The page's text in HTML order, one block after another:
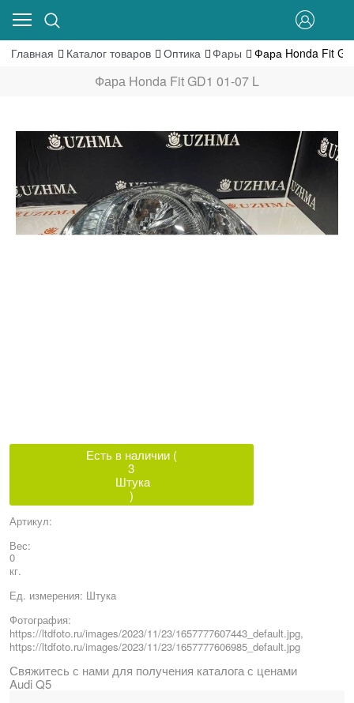
Главная Каталог товаров Оптика Фары Фара Honda Fit
Фара Honda Fit GD1 01-07 L
Есть в наличии (
3
Штука
)
Артикул:
Вес:
0
кг.
Ед. измерения: Штука
Фотография:
https://ltdfoto.ru/images/2023/11/23/1657777607443_default.jpg,
https://ltdfoto.ru/images/2023/11/23/1657777606985_default.jpg
Свяжитесь с нами для получения каталога с ценами
Audi Q5